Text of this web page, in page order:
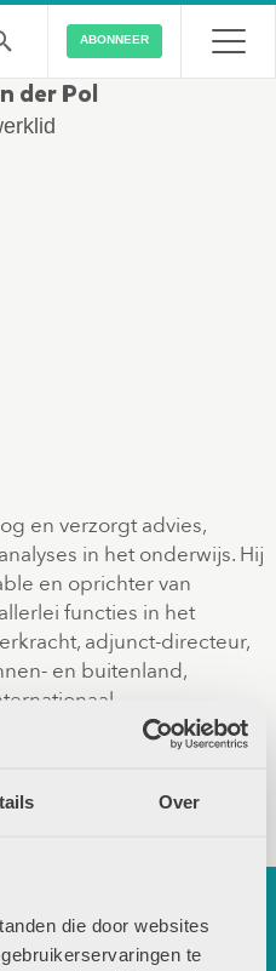
Over
die door websites
te
ABONNEER
en verzorgt advies,
in het onderwijs. Hij
en oprichter van
functies in het
adjunct-directeur,
en buitenland,
de Raad van Toezicht.
de kennis over leren en
der Pol